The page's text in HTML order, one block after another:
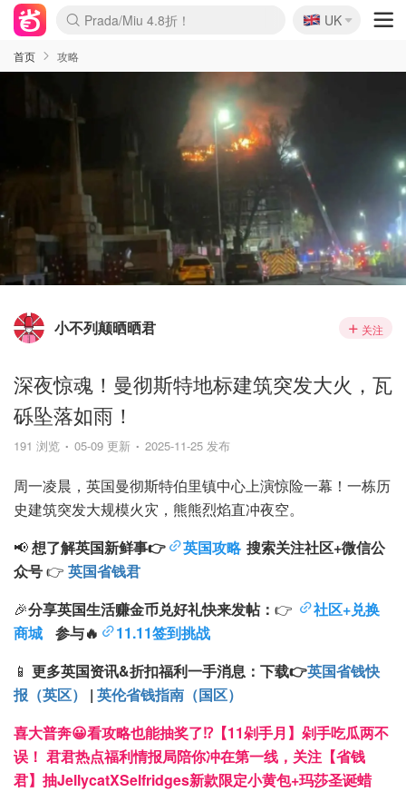
Prada/Miu 4.8折！
🇬🇧
UK
首页 攻略
小不列颠晒晒君 关注
深夜惊魂！曼彻斯特地标建筑突发大火，瓦
砾坠落如雨！
191 浏览 05-09 更新 2025-11-25 发布
周一凌晨，英国曼彻斯特伯里镇中心上演惊险一幕！一栋历
史建筑突发大规模火灾，熊熊烈焰直冲夜空。
📢想了解英国新鲜事👉 英国攻略 搜索关注社区+微信公
众号👉 英国省钱君
🎉分享英国生活赚金币兑好礼快来发帖： 👉
社区+兑换
商城 参与🔥
11.11签到挑战
📱 更多英国资讯&折扣福利一手消息： 下载👉英国省钱快
报（英区）
| 英伦省钱指南（国区）
喜大普奔😀看攻略也能抽奖了⁉️【11剁手月】剁手吃瓜两不
误！ 君君热点福利情报局陪你冲在第一线，关注【省钱
君】抽JellycatXSelfridges新款限定小黄包+玛莎圣诞蜡